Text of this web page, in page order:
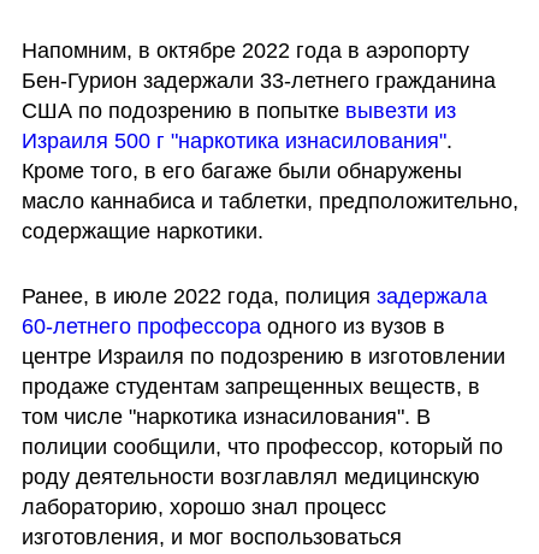
Напомним, в октябре 2022 года в аэропорту
Бен-Гурион задержали 33-летнего гражданина
США по подозрению в попытке вывезти из
Израиля 500 г "наркотика изнасилования".
Кроме того, в его багаже были обнаружены
масло каннабиса и таблетки, предположительно,
содержащие наркотики.
Ранее, в июле 2022 года, полиция задержала
60-летнего профессора одного из вузов в
центре Израиля по подозрению в изготовлении
продаже студентам запрещенных веществ, в
том числе "наркотика изнасилования". В
полиции сообщили, что профессор, который по
роду деятельности возглавлял медицинскую
лабораторию, хорошо знал процесс
изготовления, и мог воспользоваться